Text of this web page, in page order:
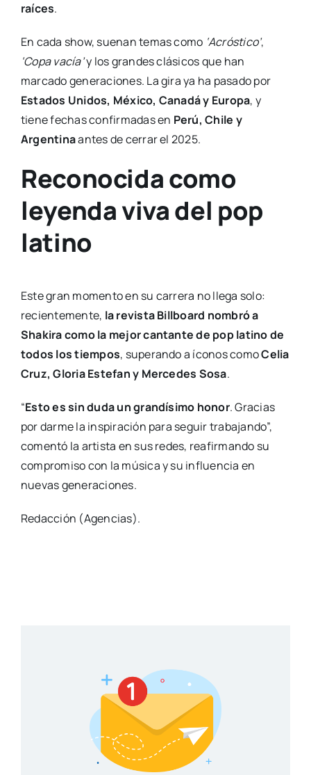
raíces.
En cada show, suenan temas como ‘Acróstico’,
‘Copa vacía’y los grandes clásicos que han
marcado generaciones. La gira ya ha pasado por
Estados Unidos, México, Canadá y Europa, y
tiene fechas confirmadas en Perú, Chile y
Argentinaantes de cerrar el 2025.
Reconocida como
leyenda viva del pop
latino
Este gran momento en su carrera no llega solo:
recientemente, la revista Billboard nombró a
Shakira como la mejor cantante de pop latino de
todos los tiempos, superando a íconos comoCelia
Cruz, Gloria Estefan y Mercedes Sosa.
“Esto es sin duda un grandísimo honor. Gracias
por darme la inspiración para seguir trabajando”,
comentó la artista en sus redes, reafirmando su
compromiso con la música y su influencia en
nuevas generaciones.
Redacción (Agencias).